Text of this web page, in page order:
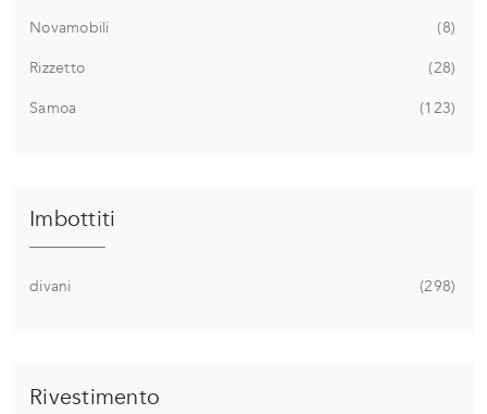
Novamobili
8
Rizzetto
28
Samoa
123
Imbottiti
divani 298
Rivestimento